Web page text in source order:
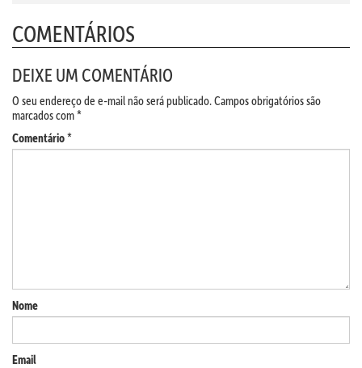
COMENTÁRIOS
DEIXE UM COMENTÁRIO
O seu endereço de e-mail não será publicado.Campos obrigatórios são
marcados com*
Comentário*
Nome
Email